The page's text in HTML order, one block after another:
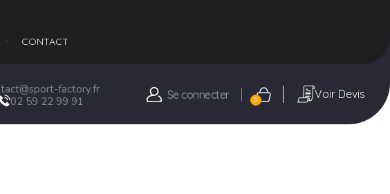
CONTACT
factory.fr
02 59 22 99 91
Se connecter 0 Voir Devis